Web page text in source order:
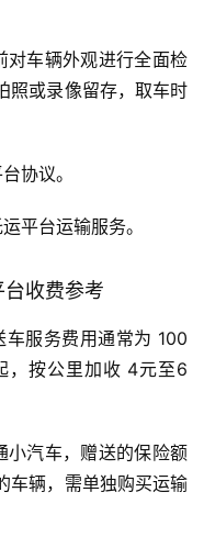
对车辆外观进行全面检
照或录像留存，取车时
协议。
平台运输服务。
收费参考
车服务费用通常为 100
，按公里加收 4元至6
小汽车，赠送的保险额
车辆，需单独购买运输